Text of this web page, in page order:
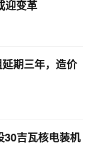
迎变革
期三年，造价
30吉瓦核电装机